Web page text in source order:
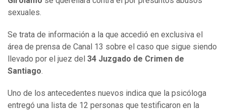
sexuales.
Se trata de información a la que accedió en exclusiva el
área de prensa de Canal 13 sobre el caso que sigue siendo
llevado por el juez del 34 Juzgado de Crimen de
Santiago.
Uno de los antecedentes nuevos indica que la psicóloga
entregó una lista de 12 personas que testificaron en la